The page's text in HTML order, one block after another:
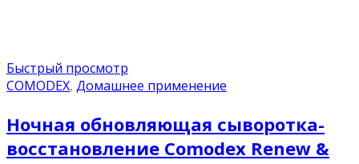
Быстрый просмотр
COMODEX, Домашнее применение
Ночная обновляющая сыворотка-
восстановление Comodex Renew &